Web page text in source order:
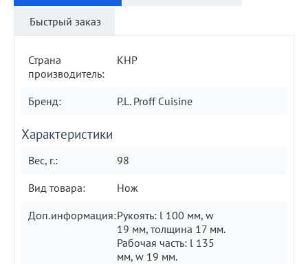
Быстрый заказ
Страна
производитель:
КНР
Бренд: P.L. Proff Cuisine
Характеристики
Вес, г.:
98
Вид товара:
Нож
Доп.информация:Рукоять: l 100 мм, w
19 мм, толщина 17 мм.
Рабочая часть: l 135
мм, w 19 мм.